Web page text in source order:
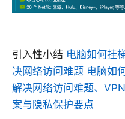
引入性小结 电脑如何挂
决网络访问难题 电脑如
解决网络访问难题、
案与隐私保护要点